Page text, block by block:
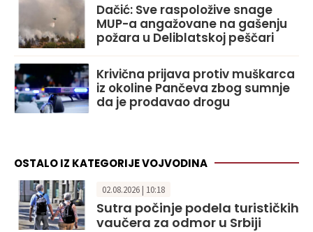
Dačić: Sve raspoložive snage
MUP-a angažovane na gašenju
požara u Deliblatskoj peščari
Krivična prijava protiv muškarca
iz okoline Pančeva zbog sumnje
da je prodavao drogu
OSTALO IZ KATEGORIJE VOJVODINA
02.08.2026 | 10:18
Sutra počinje podela turističkih
vaučera za odmor u Srbiji